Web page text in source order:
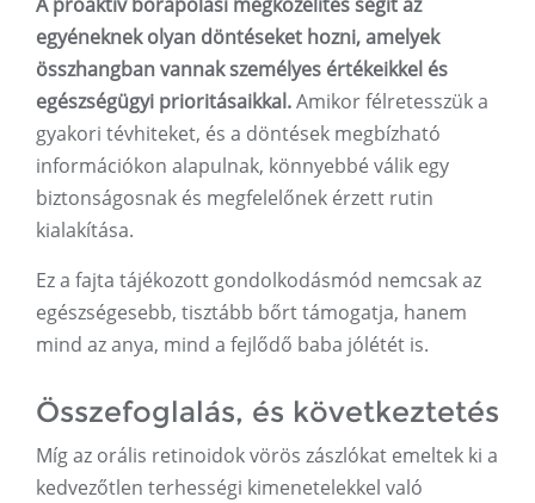
egyéneknek olyan döntéseket hozni, amelyek
összhangban vannak személyes értékeikkel és
egészségügyi prioritásaikkal.Amikor félretesszük a
gyakori tévhiteket, és a döntések megbízható
információkon alapulnak, könnyebbé válik egy
biztonságosnak és megfelelőnek érzett rutin
kialakítása.
Ez a fajta tájékozott gondolkodásmód nemcsak az
egészségesebb, tisztább bőrt támogatja, hanem
mind az anya, mind a fejlődő baba jólétét is.
Összefoglalás, és következtetés
Míg az orális retinoidok vörös zászlókat emeltek ki a
kedvezőtlen terhességi kimenetelekkel való